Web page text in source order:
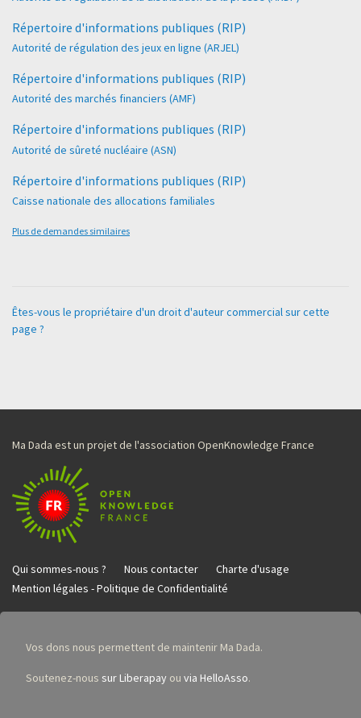
Répertoire d'informations publiques (RIP)
Autorité de régulation des jeux en ligne (ARJEL)
Répertoire d'informations publiques (RIP)
Autorité des marchés financiers (AMF)
Répertoire d'informations publiques (RIP)
Autorité de sûreté nucléaire (ASN)
Répertoire d'informations publiques (RIP)
Caisse nationale des allocations familiales
Plus de demandes similaires
Êtes-vous le propriétaire d'un droit d'auteur commercial sur cette
page ?
Ma Dada est un projet de l'association OpenKnowledge France
Qui sommes-nous ? Nous contacter
Charte d'usage
Mention légales - Politique de Confidentialité
Vos dons nous permettent de maintenir Ma Dada.
Soutenez-nous sur Liberapay ou via HelloAsso.